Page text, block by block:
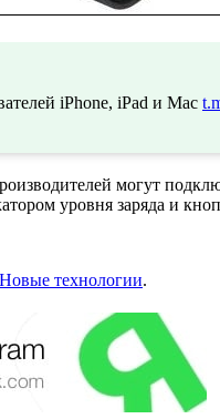
iPhone, iPad и Mac
могут
уровня заряда и
Новые технологии.